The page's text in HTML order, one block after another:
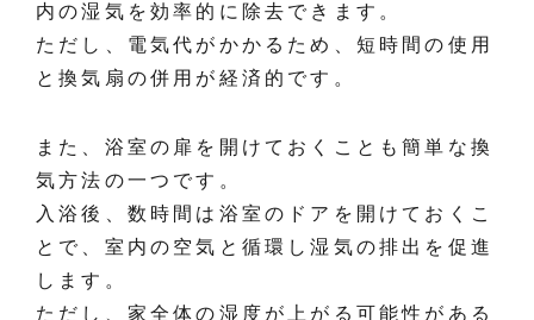
内の湿気を効率的に除去できます。
ただし、電気代がかかるため、短時間の使用
と換気扇の併用が経済的です。
また、浴室の扉を開けておくことも簡単な換
気方法の一つです。
入浴後、数時間は浴室のドアを開けておくこ
とで、室内の空気と循環し湿気の排出を促進
します。
ただし、家全体の湿度が上がる可能性がある